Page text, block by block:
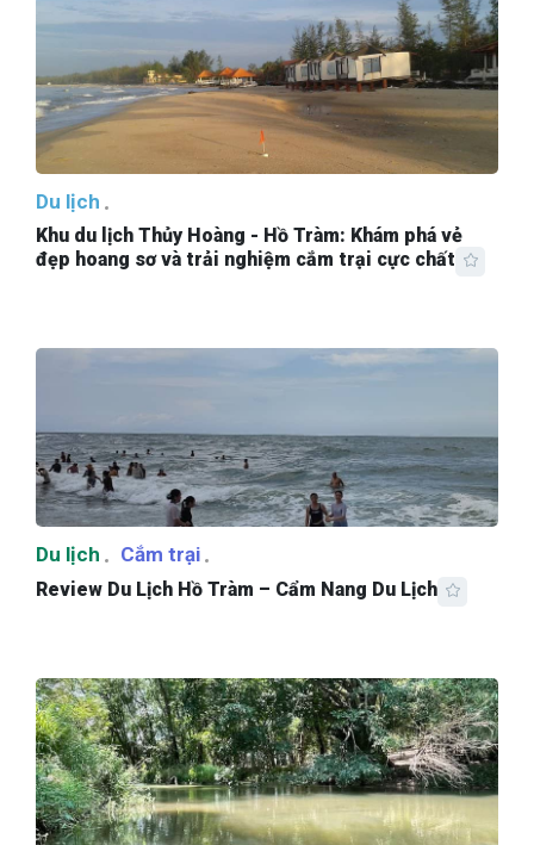
Du lịch
Khu du lịch Thủy Hoàng - Hồ Tràm: Khám phá vẻ
đẹp hoang sơ và trải nghiệm cắm trại cực chất
Du lịch Cắm trại
Review Du Lịch Hồ Tràm – Cẩm Nang Du Lịch